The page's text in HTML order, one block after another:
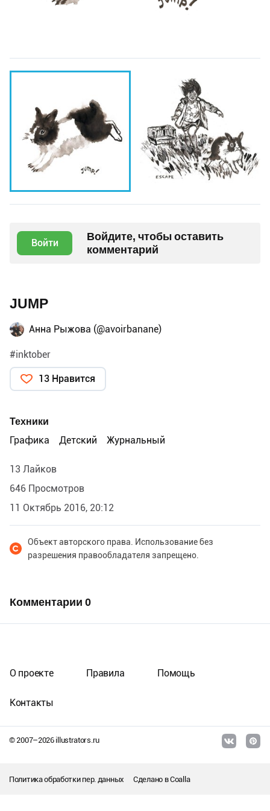
Войти
Войдите, чтобы оставить
комментарий
JUMP
Анна Рыжова (@avoirbanane)
#inktober
13 Нравится
Техники
Графика
Детский Журнальный
13 Лайков
646 Просмотров
11 Октябрь 2016, 20:12
Объект авторского права. Использование без
разрешения правообладателя запрещено.
Комментарии 0
© 2007–2026illustrators.ru
О проекте Правила Помощь
Контакты
Политика обработки пер. данных Сделано вCoalla